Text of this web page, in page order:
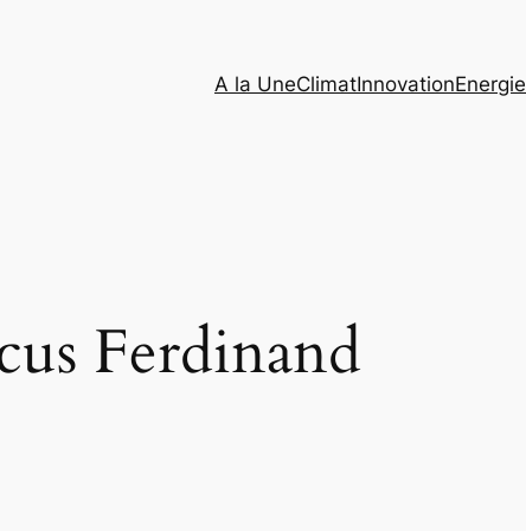
A la UneClimatInnovationEnergie
Ferdinand